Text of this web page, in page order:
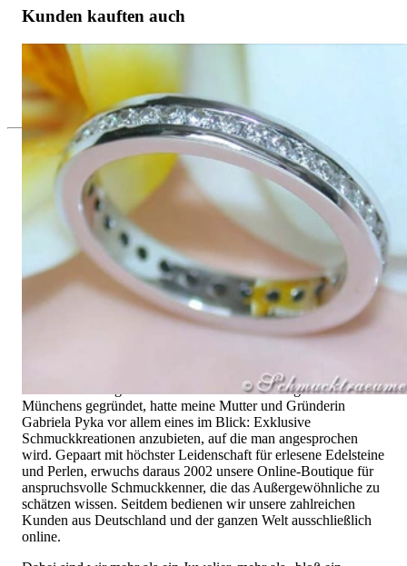
Kunden kauften auch
Attraktiver Brillanten Memoire Ring in Weißgold 750
5.021,84 €
Seit 1995
Exklusiver Schmuck, Leidenschaft für
das Außergewöhnliche
Hochwertiger Schmuck ist vor allem eine Frage des
Vertrauens. Zugleich sollte er so einzigartig sein wie die Frau,
die ihn trägt. Schmuck „von der Stange“ werden Sie daher bei
uns ebenso wenig finden wie Hotlines mit langen
ist nicht nur unsere Überzeugung, sondern auch der Gedanke,
mit dem alles begann. 1995 als kleines Juweliergeschäft nahe
Münchens gegründet, hatte meine Mutter und Gründerin
Gabriela Pyka vor allem eines im Blick: Exklusive
Schmuckkreationen anzubieten, auf die man angesprochen
wird. Gepaart mit höchster Leidenschaft für erlesene Edelsteine
und Perlen, erwuchs daraus 2002 unsere Online-Boutique für
anspruchsvolle Schmuckkenner, die das Außergewöhnliche zu
schätzen wissen. Seitdem bedienen wir unsere zahlreichen
Kunden aus Deutschland und der ganzen Welt ausschließlich
online.